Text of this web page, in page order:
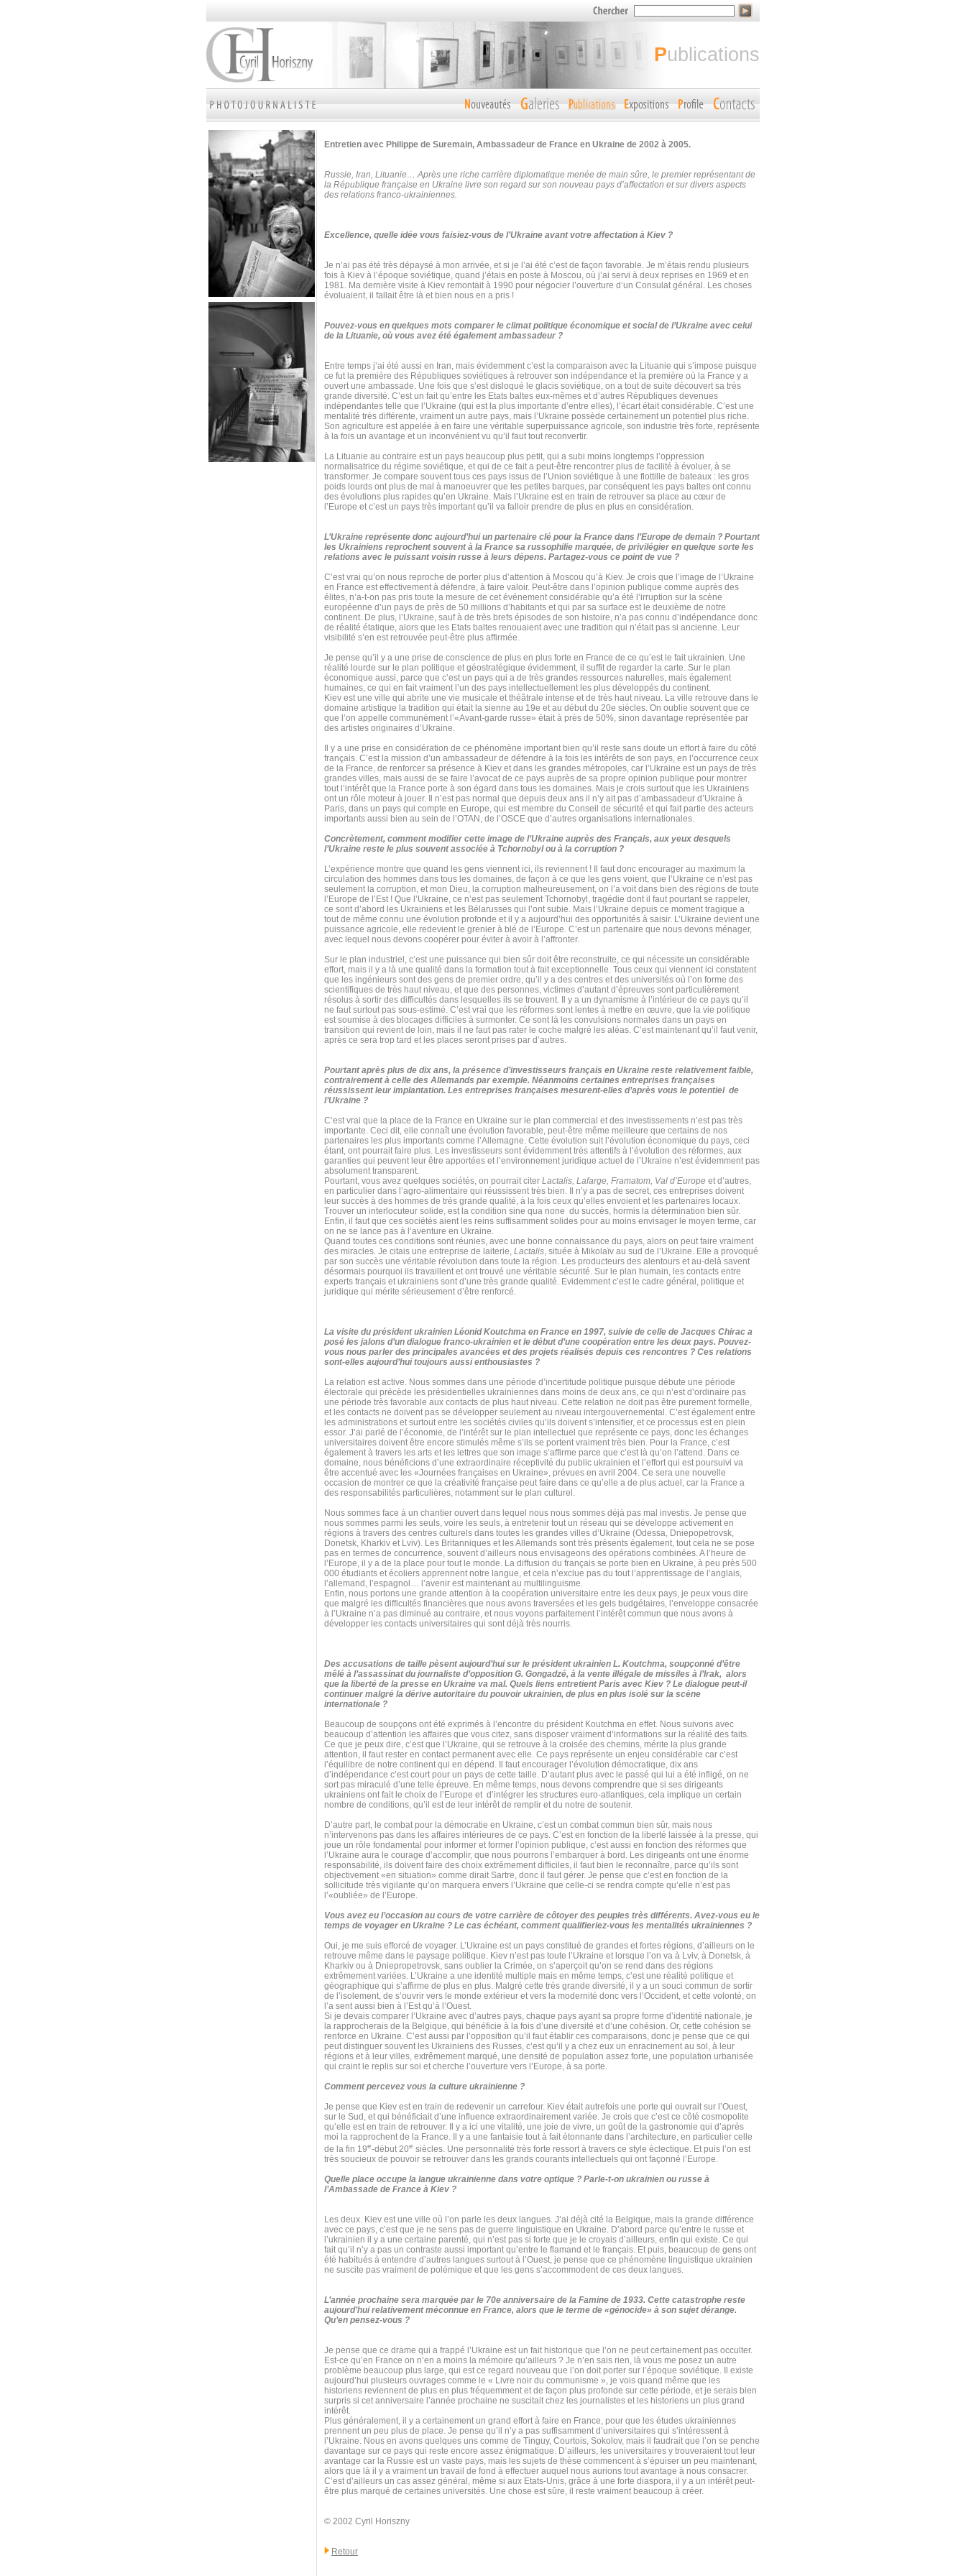
publications
Entretien avec Philippe de Suremain, Ambassadeur de France en Ukraine de 2002 à 2005.
Russie, Iran, Lituanie… Après une riche carrière diplomatique menée de main sûre, le premier représentant de
la République française en Ukraine livre son regard sur son nouveau pays d’affectation et sur divers aspects
des relations franco-ukrainiennes.
Excellence, quelle idée vous faisiez-vous de l’Ukraine avant votre affectation à Kiev ?
Je n’ai pas été très dépaysé à mon arrivée, et si je l’ai été c’est de façon favorable. Je m’étais rendu plusieurs
fois à Kiev à l’époque soviétique, quand j’étais en poste à Moscou, où j’ai servi à deux reprises en 1969 et en
1981. Ma dernière visite à Kiev remontait à 1990 pour négocier l’ouverture d’un Consulat général. Les choses
évoluaient, il fallait être là et bien nous en a pris !
Pouvez-vous en quelques mots comparer le climat politique économique et social de l’Ukraine avec celui
de la Lituanie, où vous avez été également ambassadeur ?
Entre temps j’ai été aussi en Iran, mais évidemment c’est la comparaison avec la Lituanie qui s’impose puisque
ce fut la première des Républiques soviétiques à retrouver son indépendance et la première où la France y a
ouvert une ambassade. Une fois que s’est disloqué le glacis soviétique, on a tout de suite découvert sa très
grande diversité. C’est un fait qu’entre les Etats baltes eux-mêmes et d’autres Républiques devenues
indépendantes telle que l’Ukraine (qui est la plus importante d’entre elles), l’écart était considérable. C’est une
mentalité très différente, vraiment un autre pays, mais l’Ukraine possède certainement un potentiel plus riche.
Son agriculture est appelée à en faire une véritable superpuissance agricole, son industrie très forte, représente
à la fois un avantage et un inconvénient vu qu’il faut tout reconvertir.
La Lituanie au contraire est un pays beaucoup plus petit, qui a subi moins longtemps l’oppression
normalisatrice du régime soviétique, et qui de ce fait a peut-être rencontrer plus de facilité à évoluer, à se
transformer. Je compare souvent tous ces pays issus de l’Union soviétique à une flottille de bateaux : les gros
poids lourds ont plus de mal à manoeuvrer que les petites barques, par conséquent les pays baltes ont connu
des évolutions plus rapides qu’en Ukraine. Mais l’Ukraine est en train de retrouver sa place au cœur de
l’Europe et c’est un pays très important qu’il va falloir prendre de plus en plus en considération.
L’Ukraine représente donc aujourd’hui un partenaire clé pour la France dans l’Europe de demain ? Pourtant
les Ukrainiens reprochent souvent à la France sa russophilie marquée, de privilégier en quelque sorte les
relations avec le puissant voisin russe à leurs dépens. Partagez-vous ce point de vue ?
C’est vrai qu’on nous reproche de porter plus d’attention à Moscou qu’à Kiev. Je crois que l’image de l’Ukraine
en France est effectivement à défendre, à faire valoir. Peut-être dans l’opinion publique comme auprès des
élites, n’a-t-on pas pris toute la mesure de cet événement considérable qu’a été l’irruption sur la scène
européenne d’un pays de près de 50 millions d’habitants et qui par sa surface est le deuxième de notre
continent. De plus, l’Ukraine, sauf à de très brefs épisodes de son histoire, n’a pas connu d’indépendance donc
de réalité étatique, alors que les Etats baltes renouaient avec une tradition qui n’était pas si ancienne. Leur
visibilité s’en est retrouvée peut-être plus affirmée.
Je pense qu’il y a une prise de conscience de plus en plus forte en France de ce qu’est le fait ukrainien. Une
réalité lourde sur le plan politique et géostratégique évidemment, il suffit de regarder la carte. Sur le plan
économique aussi, parce que c’est un pays qui a de très grandes ressources naturelles, mais également
humaines, ce qui en fait vraiment l’un des pays intellectuellement les plus développés du continent.
Kiev est une ville qui abrite une vie musicale et théâtrale intense et de très haut niveau. La ville retrouve dans le
domaine artistique la tradition qui était la sienne au 19e et au début du 20e siècles. On oublie souvent que ce
que l’on appelle communément l’«Avant-garde russe» était à près de 50%, sinon davantage représentée par
des artistes originaires d’Ukraine.
Il y a une prise en considération de ce phénomène important bien qu’il reste sans doute un effort à faire du côté
français. C’est la mission d’un ambassadeur de défendre à la fois les intérêts de son pays, en l’occurrence ceux
de la France, de renforcer sa présence à Kiev et dans les grandes métropoles, car l’Ukraine est un pays de très
grandes villes, mais aussi de se faire l’avocat de ce pays auprès de sa propre opinion publique pour montrer
tout l’intérêt que la France porte à son égard dans tous les domaines. Mais je crois surtout que les Ukrainiens
ont un rôle moteur à jouer. Il n’est pas normal que depuis deux ans il n’y ait pas d’ambassadeur d’Ukraine à
Paris, dans un pays qui compte en Europe, qui est membre du Conseil de sécurité et qui fait partie des acteurs
importants aussi bien au sein de l’OTAN, de l’OSCE que d’autres organisations internationales.
Concrètement, comment modifier cette image de l’Ukraine auprès des Français, aux yeux desquels
l’Ukraine reste le plus souvent associée à Tchornobyl ou à la corruption ?
L’expérience montre que quand les gens viennent ici, ils reviennent ! Il faut donc encourager au maximum la
circulation des hommes dans tous les domaines, de façon à ce que les gens voient, que l’Ukraine ce n’est pas
seulement la corruption, et mon Dieu, la corruption malheureusement, on l’a voit dans bien des régions de toute
l’Europe de l’Est ! Que l’Ukraine, ce n’est pas seulement Tchornobyl, tragédie dont il faut pourtant se rappeler,
ce sont d’abord les Ukrainiens et les Bélаrusses qui l’ont subie. Mais l’Ukraine depuis ce moment tragique a
tout de même connu une évolution profonde et il y a aujourd’hui des opportunités à saisir. L’Ukraine devient une
puissance agricole, elle redevient le grenier à blé de l’Europe. C’est un partenaire que nous devons ménager,
avec lequel nous devons coopérer pour éviter à avoir à l’affronter.
Sur le plan industriel, c’est une puissance qui bien sûr doit être reconstruite, ce qui nécessite un considérable
effort, mais il y a là une qualité dans la formation tout à fait exceptionnelle. Tous ceux qui viennent ici constatent
que les ingénieurs sont des gens de premier ordre, qu’il y a des centres et des universités où l’on forme des
scientifiques de très haut niveau, et que des personnes, victimes d’autant d’épreuves sont particulièrement
résolus à sortir des difficultés dans lesquelles ils se trouvent. Il y a un dynamisme à l’intérieur de ce pays qu’il
ne faut surtout pas sous-estimé. C’est vrai que les réformes sont lentes à mettre en œuvre, que la vie politique
est soumise à des blocages difficiles à surmonter. Ce sont là les convulsions normales dans un pays en
transition qui revient de loin, mais il ne faut pas rater le coche malgré les aléas. C’est maintenant qu’il faut venir,
après ce sera trop tard et les places seront prises par d’autres.
Pourtant après plus de dix ans, la présence d’investisseurs français en Ukraine reste relativement faible,
contrairement à celle des Allemands par exemple. Néanmoins certaines entreprises françaises
réussissent leur implantation. Les entreprises françaises mesurent-elles d’après vous le potentiel de
l’Ukraine ?
C’est vrai que la place de la France en Ukraine sur le plan commercial et des investissements n’est pas très
importante. Ceci dit, elle connaît une évolution favorable, peut-être même meilleure que certains de nos
partenaires les plus importants comme l’Allemagne. Cette évolution suit l’évolution économique du pays, ceci
étant, ont pourrait faire plus. Les investisseurs sont évidemment très attentifs à l’évolution des réformes, aux
garanties qui peuvent leur être apportées et l’environnement juridique actuel de l’Ukraine n’est évidemment pas
absolument transparent.
Pourtant, vous avez quelques sociétés, on pourrait citer Lactalis, Lafarge, Framatom, Val d’Europe et d’autres,
en particulier dans l’agro-alimentaire qui réussissent très bien. Il n’y a pas de secret, ces entreprises doivent
leur succès à des hommes de très grande qualité, à la fois ceux qu’elles envoient et les partenaires locaux.
Trouver un interlocuteur solide, est la condition sine qua none du succès, hormis la détermination bien sûr.
Enfin, il faut que ces sociétés aient les reins suffisamment solides pour au moins envisager le moyen terme, car
on ne se lance pas à l’aventure en Ukraine.
Quand toutes ces conditions sont réunies, avec une bonne connaissance du pays, alors on peut faire vraiment
des miracles. Je citais une entreprise de laiterie, Lactalis, située à Mikolaïv au sud de l’Ukraine. Elle a provoqué
par son succès une véritable révolution dans toute la région. Les producteurs des alentours et au-delà savent
désormais pourquoi ils travaillent et ont trouvé une véritable sécurité. Sur le plan humain, les contacts entre
experts français et ukrainiens sont d’une très grande qualité. Evidemment c’est le cadre général, politique et
juridique qui mérite sérieusement d’être renforcé.
La visite du président ukrainien Léonid Koutchma en France en 1997, suivie de celle de Jacques Chirac a
posé les jalons d’un dialogue franco-ukrainien et le début d’une coopération entre les deux pays. Pouvez-
vous nous parler des principales avancées et des projets réalisés depuis ces rencontres ? Ces relations
sont-elles aujourd’hui toujours aussi enthousiastes ?
La relation est active. Nous sommes dans une période d’incertitude politique puisque débute une période
électorale qui précède les présidentielles ukrainiennes dans moins de deux ans, ce qui n’est d’ordinaire pas
une période très favorable aux contacts de plus haut niveau. Cette relation ne doit pas être purement formelle,
et les contacts ne doivent pas se développer seulement au niveau intergouvernemental. C’est également entre
les administrations et surtout entre les sociétés civiles qu’ils doivent s’intensifier, et ce processus est en plein
essor. J’ai parlé de l’économie, de l’intérêt sur le plan intellectuel que représente ce pays, donc les échanges
universitaires doivent être encore stimulés même s’ils se portent vraiment très bien. Pour la France, c’est
également à travers les arts et les lettres que son image s’affirme parce que c’est là qu’on l’attend. Dans ce
domaine, nous bénéficions d’une extraordinaire réceptivité du public ukrainien et l’effort qui est poursuivi va
être accentué avec les «Journées françaises en Ukraine», prévues en avril 2004. Ce sera une nouvelle
occasion de montrer ce que la créativité française peut faire dans ce qu’elle a de plus actuel, car la France a
des responsabilités particulières, notamment sur le plan culturel.
Nous sommes face à un chantier ouvert dans lequel nous nous sommes déjà pas mal investis. Je pense que
nous sommes parmi les seuls, voire les seuls, à entretenir tout un réseau qui se développe activement en
régions à travers des centres culturels dans toutes les grandes villes d’Ukraine (Odessa, Dniepopetrovsk,
Donetsk, Kharkiv et Lviv). Les Britanniques et les Allemands sont très présents également, tout cela ne se pose
pas en termes de concurrence, souvent d’ailleurs nous envisageons des opérations combinées. A l’heure de
l’Europe, il y a de la place pour tout le monde. La diffusion du français se porte bien en Ukraine, à peu près 500
000 étudiants et écoliers apprennent notre langue, et cela n’exclue pas du tout l’apprentissage de l’anglais,
l’allemand, l’espagnol… l’avenir est maintenant au multilinguisme.
Enfin, nous portons une grande attention à la coopération universitaire entre les deux pays, je peux vous dire
que malgré les difficultés financières que nous avons traversées et les gels budgétaires, l’enveloppe consacrée
à l’Ukraine n’a pas diminué au contraire, et nous voyons parfaitement l’intérêt commun que nous avons à
développer les contacts universitaires qui sont déjà très nourris.
Des accusations de taille pèsent aujourd’hui sur le président ukrainien L. Koutchma, soupçonné d’être
mêlé à l’assassinat du journaliste d’opposition G. Gongadzé, à la vente illégale de missiles à l’Irak, alors
que la liberté de la presse en Ukraine va mal. Quels liens entretient Paris avec Kiev ? Le dialogue peut-il
continuer malgré la dérive autoritaire du pouvoir ukrainien, de plus en plus isolé sur la scène
internationale ?
Beaucoup de soupçons ont été exprimés à l’encontre du président Koutchma en effet. Nous suivons avec
beaucoup d’attention les affaires que vous citez, sans disposer vraiment d’informations sur la réalité des faits.
Ce que je peux dire, c’est que l’Ukraine, qui se retrouve à la croisée des chemins, mérite la plus grande
attention, il faut rester en contact permanent avec elle. Ce pays représente un enjeu considérable car c’est
l’équilibre de notre continent qui en dépend. Il faut encourager l’évolution démocratique, dix ans
d’indépendance c’est court pour un pays de cette taille. D’autant plus avec le passé qui lui a été infligé, on ne
sort pas miraculé d’une telle épreuve. En même temps, nous devons comprendre que si ses dirigeants
ukrainiens ont fait le choix de l’Europe et d’intégrer les structures euro-atlantiques, cela implique un certain
nombre de conditions, qu’il est de leur intérêt de remplir et du notre de soutenir.
D’autre part, le combat pour la démocratie en Ukraine, c’est un combat commun bien sûr, mais nous
n’intervenons pas dans les affaires intérieures de ce pays. C’est en fonction de la liberté laissée à la presse, qui
joue un rôle fondamental pour informer et former l’opinion publique, c’est aussi en fonction des réformes que
l’Ukraine aura le courage d’accomplir, que nous pourrons l’embarquer à bord. Les dirigeants ont une énorme
responsabilité, ils doivent faire des choix extrêmement difficiles, il faut bien le reconnaître, parce qu’ils sont
objectivement «en situation» comme dirait Sartre, donc il faut gérer. Je pense que c’est en fonction de la
sollicitude très vigilante qu’on marquera envers l’Ukraine que celle-ci se rendra compte qu’elle n’est pas
l’«oubliée» de l’Europe.
Vous avez eu l’occasion au cours de votre carrière de côtoyer des peuples très différents. Avez-vous eu le
temps de voyager en Ukraine ? Le cas échéant, comment qualifieriez-vous les mentalités ukrainiennes ?
Oui, je me suis efforcé de voyager. L’Ukraine est un pays constitué de grandes et fortes régions, d’ailleurs on le
retrouve même dans le paysage politique. Kiev n’est pas toute l’Ukraine et lorsque l’on va à Lviv, à Donetsk, à
Kharkiv ou à Dniepropetrovsk, sans oublier la Crimée, on s’aperçoit qu’on se rend dans des régions
extrêmement variées. L’Ukraine a une identité multiple mais en même temps, c’est une réalité politique et
géographique qui s’affirme de plus en plus. Malgré cette très grande diversité, il y a un souci commun de sortir
de l’isolement, de s’ouvrir vers le monde extérieur et vers la modernité donc vers l’Occident, et cette volonté, on
l’a sent aussi bien à l’Est qu’à l’Ouest.
Si je devais comparer l’Ukraine avec d’autres pays, chaque pays ayant sa propre forme d’identité nationale, je
la rapprocherais de la Belgique, qui bénéficie à la fois d’une diversité et d’une cohésion. Or, cette cohésion se
renforce en Ukraine. C’est aussi par l’opposition qu’il faut établir ces comparaisons, donc je pense que ce qui
peut distinguer souvent les Ukrainiens des Russes, c’est qu’il y a chez eux un enracinement au sol, à leur
régions et à leur villes, extrêmement marqué, une densité de population assez forte, une population urbanisée
qui craint le replis sur soi et cherche l’ouverture vers l’Europe, à sa porte.
Comment percevez vous la culture ukrainienne ?
Je pense que Kiev est en train de redevenir un carrefour. Kiev était autrefois une porte qui ouvrait sur l’Ouest,
sur le Sud, et qui bénéficiait d’une influence extraordinairement variée. Je crois que c’est ce côté cosmopolite
qu’elle est en train de retrouver. Il y a ici une vitalité, une joie de vivre, un goût de la gastronomie qui d’après
moi la rapprochent de la France. Il y a une fantaisie tout à fait étonnante dans l’architecture, en particulier celle
de la fin 19e-début 20e siècles. Une personnalité très forte ressort à travers ce style éclectique. Et puis l’on est
très soucieux de pouvoir se retrouver dans les grands courants intellectuels qui ont façonné l’Europe.
Quelle place occupe la langue ukrainienne dans votre optique ? Parle-t-on ukrainien ou russe à
l’Ambassade de France à Kiev ?
Les deux. Kiev est une ville où l’on parle les deux langues. J’ai déjà cité la Belgique, mais la grande différence
avec ce pays, c’est que je ne sens pas de guerre linguistique en Ukraine. D’abord parce qu’entre le russe et
l’ukrainien il y a une certaine parenté, qui n’est pas si forte que je le croyais d’ailleurs, enfin qui existe. Ce qui
fait qu’il n’y a pas un contraste aussi important qu’entre le flamand et le français. Et puis, beaucoup de gens ont
été habitués à entendre d’autres langues surtout à l’Ouest, je pense que ce phénomène linguistique ukrainien
ne suscite pas vraiment de polémique et que les gens s’accommodent de ces deux langues.
L’année prochaine sera marquée par le 70e anniversaire de la Famine de 1933. Cette catastrophe reste
aujourd’hui relativement méconnue en France, alors que le terme de «génocide» à son sujet dérange.
Qu’en pensez-vous ?
Je pense que ce drame qui a frappé l’Ukraine est un fait historique que l’on ne peut certainement pas occulter.
Est-ce qu’en France on n’en a moins la mémoire qu’ailleurs ? Je n’en sais rien, là vous me posez un autre
problème beaucoup plus large, qui est ce regard nouveau que l’on doit porter sur l’époque soviétique. Il existe
aujourd’hui plusieurs ouvrages comme le « Livre noir du communisme », je vois quand même que les
historiens reviennent de plus en plus fréquemment et de façon plus profonde sur cette période, et je serais bien
surpris si cet anniversaire l’année prochaine ne suscitait chez les journalistes et les historiens un plus grand
intérêt.
Plus généralement, il y a certainement un grand effort à faire en France, pour que les études ukrainiennes
prennent un peu plus de place. Je pense qu’il n’y a pas suffisamment d’universitaires qui s’intéressent à
l’Ukraine. Nous en avons quelques uns comme de Tinguy, Courtois, Sokolov, mais il faudrait que l’on se penche
davantage sur ce pays qui reste encore assez énigmatique. D’ailleurs, les universitaires y trouveraient tout leur
avantage car la Russie est un vaste pays, mais les sujets de thèse commencent à s’épuiser un peu maintenant,
alors que là il y a vraiment un travail de fond à effectuer auquel nous aurions tout avantage à nous consacrer.
C’est d’ailleurs un cas assez général, même si aux Etats-Unis, grâce à une forte diaspora, il y a un intérêt peut-
être plus marqué de certaines universités. Une chose est sûre, il reste vraiment beaucoup à créer.
© 2002 Cyril Horiszny
Retour